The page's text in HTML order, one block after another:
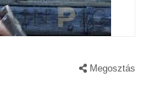
Megosztás